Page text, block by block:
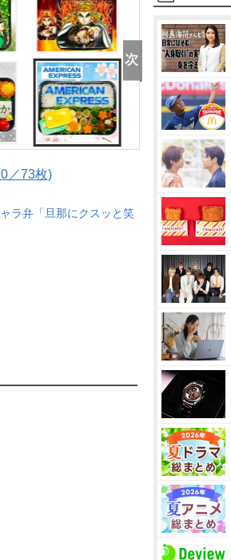
／73枚)
ラ弁「旦那にクスッと笑